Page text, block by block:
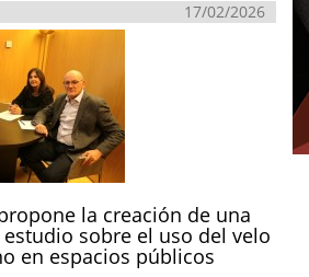
17/02/2026
la creación de una
sobre el uso del velo
en espacios públicos